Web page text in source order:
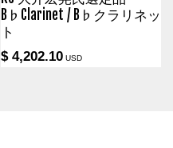
B♭Clarinet / B♭クラリネッ
ト
$ 4,202.10USD